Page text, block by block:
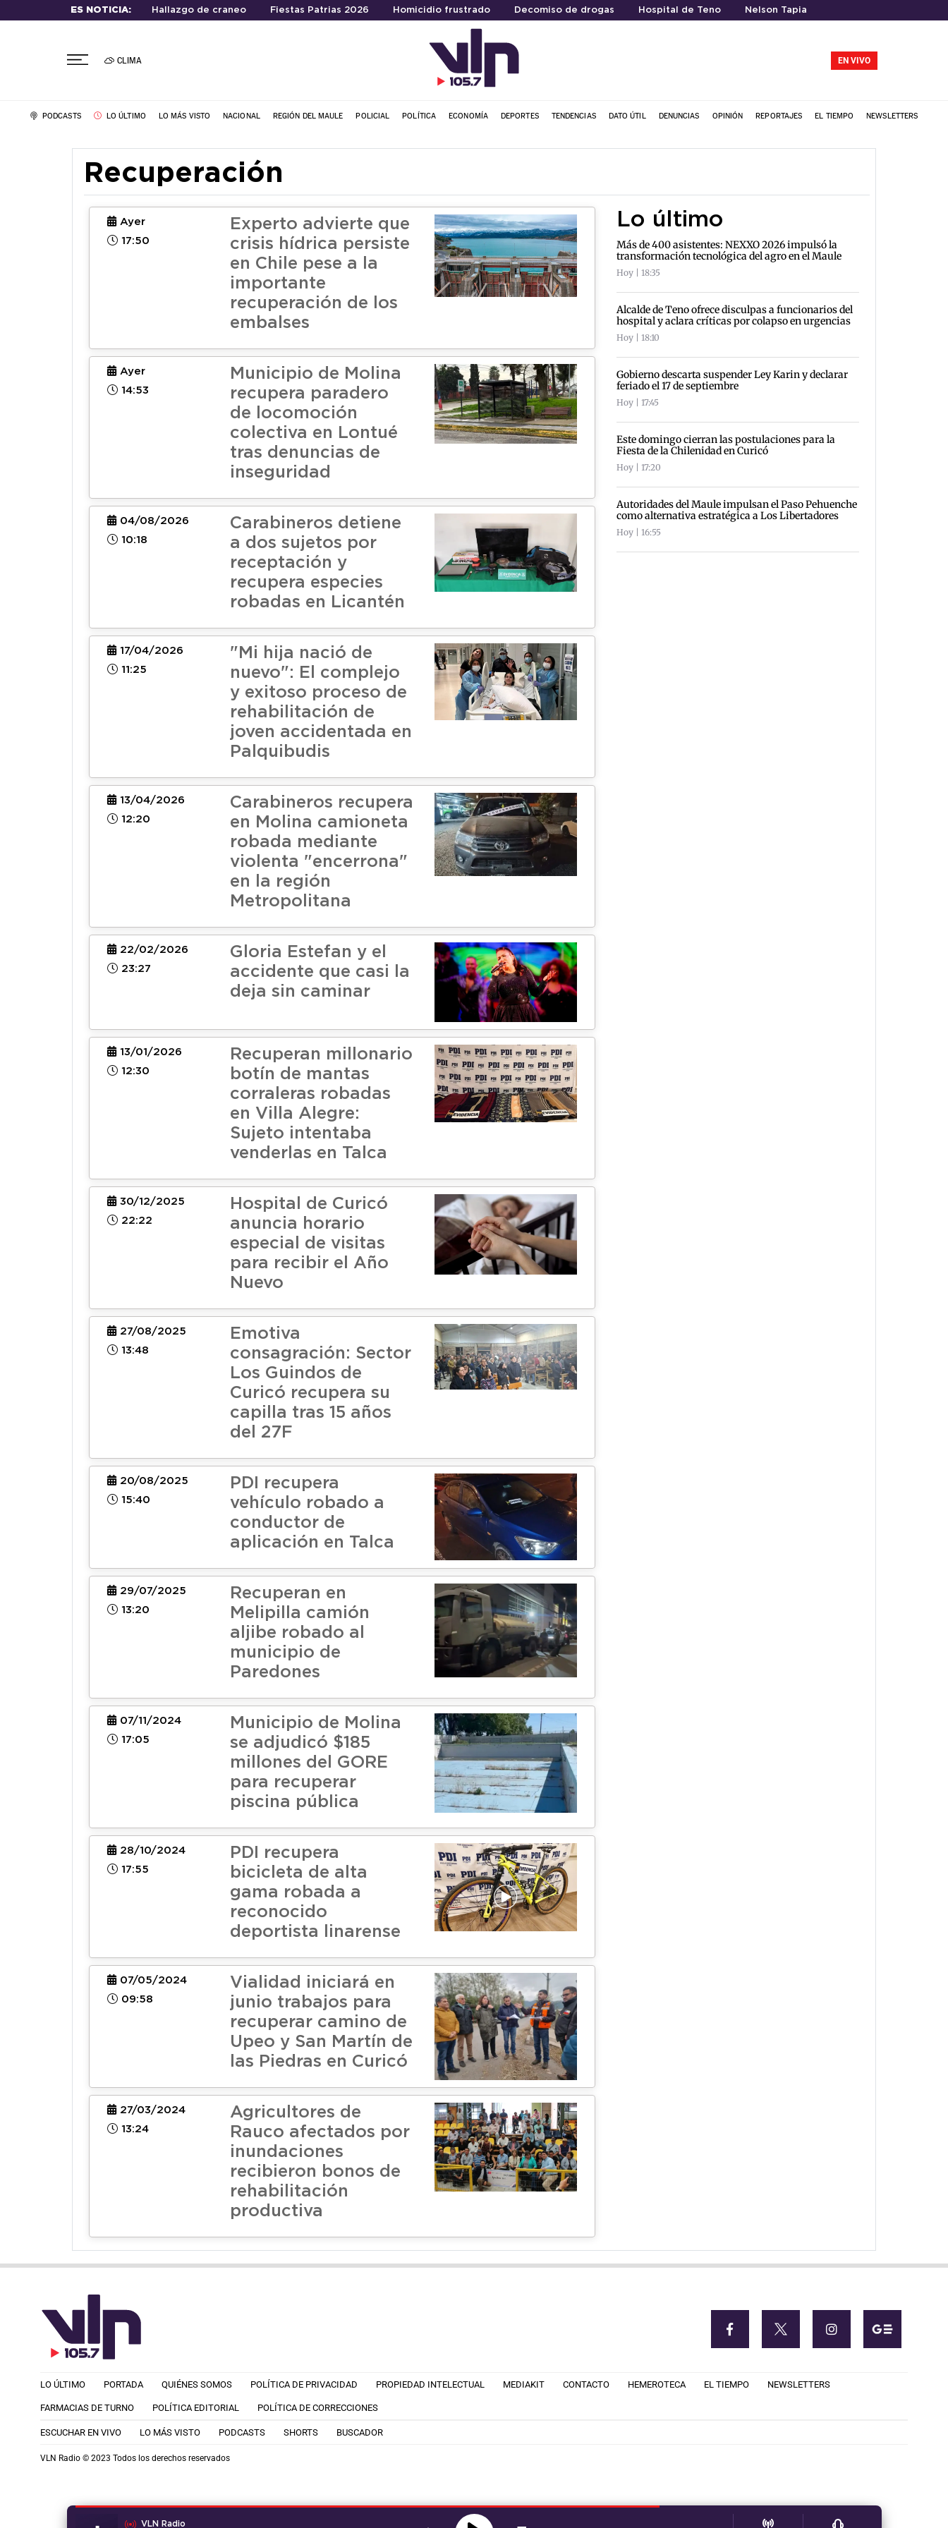
ES NOTICIA: Hallazgo de craneo Fiestas Patrias 2026 Homicidio frustrado Decomiso de drogas Hospital de Teno Nelson Tapia
CLIMA EN VIVO
PODCASTS LO ÚLTIMO LO MÁS VISTO NACIONAL REGIÓN DEL MAULE POLICIAL POLÍTICA ECONOMÍA DEPORTES TENDENCIAS DATO ÚTIL DENUNCIAS OPINIÓN REPORTAJES EL TIEMPO NEWSLETTERS
Recuperación
Ayer
17:50
Experto advierte que
crisis hídrica persiste
en Chile pese a la
importante
recuperación de los
embalses
Ayer
14:53
Municipio de Molina
recupera paradero
de locomoción
colectiva en Lontué
tras denuncias de
inseguridad
04/08/2026
10:18
Carabineros detiene
a dos sujetos por
receptación y
recupera especies
robadas en Licantén
17/04/2026
11:25
"Mi hija nació de
nuevo": El complejo
y exitoso proceso de
rehabilitación de
joven accidentada en
Palquibudis
13/04/2026
12:20
Carabineros recupera
en Molina camioneta
robada mediante
violenta "encerrona"
en la región
Metropolitana
22/02/2026
23:27
Gloria Estefan y el
accidente que casi la
deja sin caminar
13/01/2026
12:30
Recuperan millonario
botín de mantas
corraleras robadas
en Villa Alegre:
Sujeto intentaba
venderlas en Talca
30/12/2025
22:22
Hospital de Curicó
anuncia horario
especial de visitas
para recibir el Año
Nuevo
27/08/2025
13:48
Emotiva
consagración: Sector
Los Guindos de
Curicó recupera su
capilla tras 15 años
del 27F
20/08/2025
15:40
PDI recupera
vehículo robado a
conductor de
aplicación en Talca
29/07/2025
13:20
Recuperan en
Melipilla camión
aljibe robado al
municipio de
Paredones
07/11/2024
17:05
Municipio de Molina
se adjudicó $185
millones del GORE
para recuperar
piscina pública
28/10/2024
17:55
PDI recupera
bicicleta de alta
gama robada a
reconocido
deportista linarense
07/05/2024
09:58
Vialidad iniciará en
junio trabajos para
recuperar camino de
Upeo y San Martín de
las Piedras en Curicó
27/03/2024
13:24
Agricultores de
Rauco afectados por
inundaciones
recibieron bonos de
rehabilitación
productiva
Lo último
Más de 400 asistentes: NEXXO 2026 impulsó la
transformación tecnológica del agro en el Maule
Hoy | 18:35
Alcalde de Teno ofrece disculpas a funcionarios del
hospital y aclara críticas por colapso en urgencias
Hoy | 18:10
Gobierno descarta suspender Ley Karin y declarar
feriado el 17 de septiembre
Hoy | 17:45
Este domingo cierran las postulaciones para la
Fiesta de la Chilenidad en Curicó
Hoy | 17:20
Autoridades del Maule impulsan el Paso Pehuenche
como alternativa estratégica a Los Libertadores
Hoy | 16:55
VLN Radio
LO ÚLTIMO PORTADA QUIÉNES SOMOS POLÍTICA DE PRIVACIDAD PROPIEDAD INTELECTUAL MEDIAKIT CONTACTO HEMEROTECA EL TIEMPO NEWSLETTERS
FARMACIAS DE TURNO POLÍTICA EDITORIAL POLÍTICA DE CORRECCIONES
ESCUCHAR EN VIVO LO MÁS VISTO PODCASTS SHORTS BUSCADOR
VLN Radio © 2023 Todos los derechos reservados